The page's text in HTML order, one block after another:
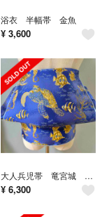
浴衣 半幅帯 金魚
¥ 3,600
大人兵児帯 竜宮城 長尺ジャガード兵児帯 半幅帯
¥ 6,300